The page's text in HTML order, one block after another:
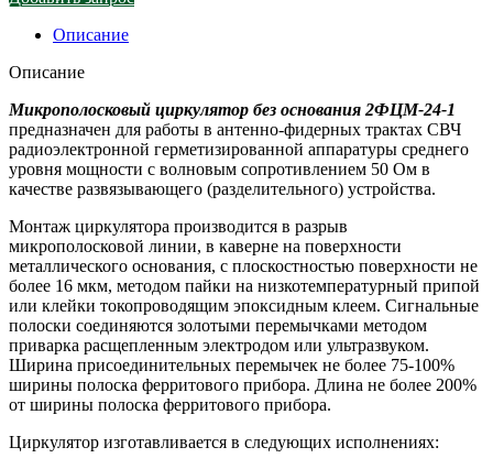
Описание
Описание
Микрополосковый циркулятор без основания 2ФЦМ-24-1
предназначен для работы в антенно-фидерных трактах СВЧ
радиоэлектронной герметизированной аппаратуры среднего
уровня мощности с волновым сопротивлением 50 Ом в
качестве развязывающего (разделительного) устройства.
Монтаж циркулятора производится в разрыв
микрополосковой линии, в каверне на поверхности
металлического основания, с плоскостностью поверхности не
более 16 мкм, методом пайки на низкотемпературный припой
или клейки токопроводящим эпоксидным клеем. Сигнальные
полоски соединяются золотыми перемычками методом
приварка расщепленным электродом или ультразвуком.
Ширина присоединительных перемычек не более 75-100%
ширины полоска ферритового прибора. Длина не более 200%
от ширины полоска ферритового прибора.
Циркулятор изготавливается в следующих исполнениях: